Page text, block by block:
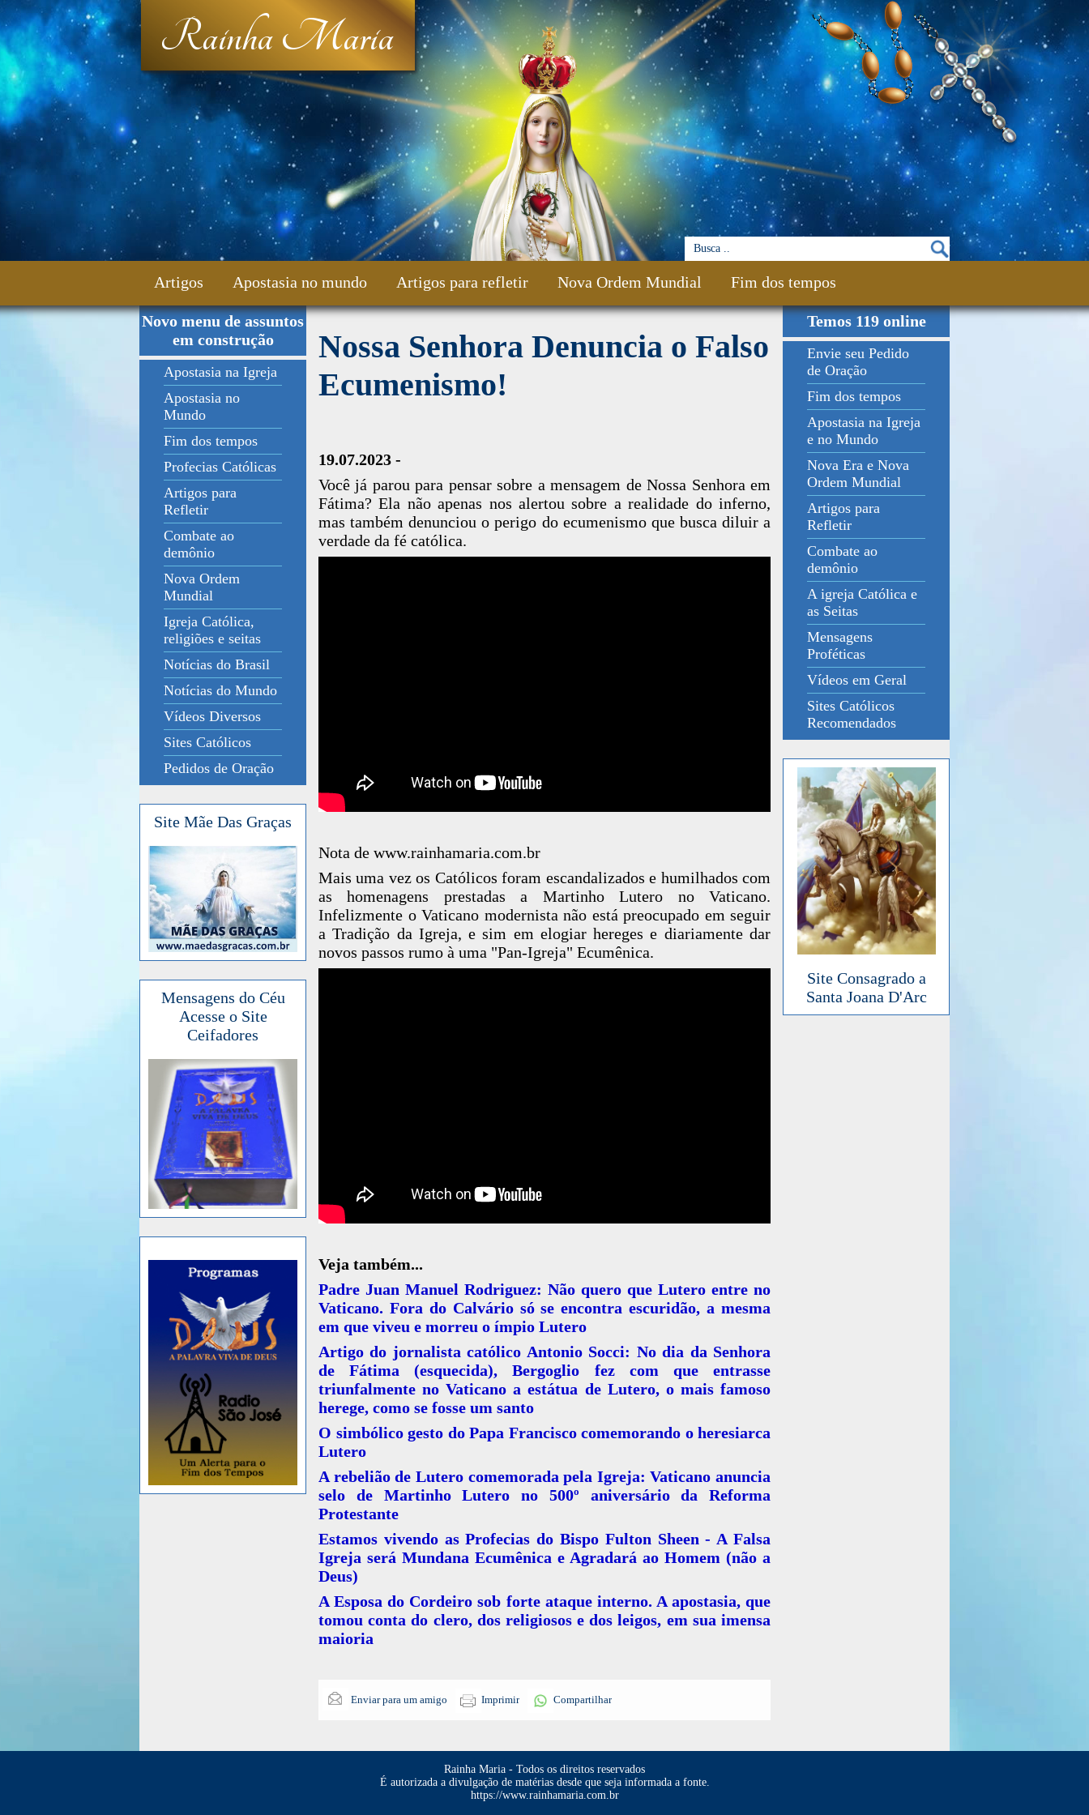
Rainha Maria
Artigos Apostasia no mundo Artigos para refletir Nova Ordem Mundial Fim dos tempos
Fale Conosco
Novo menu de assuntos
em construção
Apostasia na Igreja
Apostasia no
Mundo
Fim dos tempos
Profecias Católicas
Artigos para
Refletir
Combate ao
demônio
Nova Ordem
Mundial
Igreja Católica,
religiões e seitas
Notícias do Brasil
Notícias do Mundo
Vídeos Diversos
Sites Católicos
Pedidos de Oração
Site Mãe Das Graças
Mensagens do Céu
Acesse o Site
Ceifadores
Nossa Senhora Denuncia o Falso
Ecumenismo!
19.07.2023 -
Você já parou para pensar sobre a mensagem de Nossa Senhora em
Fátima? Ela não apenas nos alertou sobre a realidade do inferno,
mas também denunciou o perigo do ecumenismo que busca diluir a
verdade da fé católica.
Nota de www.rainhamaria.com.br
Mais uma vez os Católicos foram escandalizados e humilhados com
as homenagens prestadas a Martinho Lutero no Vaticano.
Infelizmente o Vaticano modernista não está preocupado em seguir
a Tradição da Igreja, e sim em elogiar hereges e diariamente dar
novos passos rumo à uma "Pan-Igreja" Ecumênica.
Veja também...
Padre Juan Manuel Rodriguez: Não quero que Lutero entre no
Vaticano. Fora do Calvário só se encontra escuridão, a mesma
em que viveu e morreu o ímpio Lutero
Artigo do jornalista católico Antonio Socci: No dia da Senhora
de Fátima (esquecida), Bergoglio fez com que entrasse
triunfalmente no Vaticano a estátua de Lutero, o mais famoso
herege, como se fosse um santo
O simbólico gesto do Papa Francisco comemorando o heresiarca
Lutero
A rebelião de Lutero comemorada pela Igreja: Vaticano anuncia
selo de Martinho Lutero no 500º aniversário da Reforma
Protestante
Estamos vivendo as Profecias do Bispo Fulton Sheen - A Falsa
Igreja será Mundana Ecumênica e Agradará ao Homem (não a
Deus)
A Esposa do Cordeiro sob forte ataque interno. A apostasia, que
tomou conta do clero, dos religiosos e dos leigos, em sua imensa
maioria
Enviar para um amigo Imprimir Compartilhar
Temos 119 online
Envie seu Pedido
de Oração
Fim dos tempos
Apostasia na Igreja
e no Mundo
Nova Era e Nova
Ordem Mundial
Artigos para
Refletir
Combate ao
demônio
A igreja Católica e
as Seitas
Mensagens
Proféticas
Vídeos em Geral
Sites Católicos
Recomendados
Site Consagrado a
Santa Joana D'Arc
Rainha Maria - Todos os direitos reservados
É autorizada a divulgação de matérias desde que seja informada a fonte.
https://www.rainhamaria.com.br